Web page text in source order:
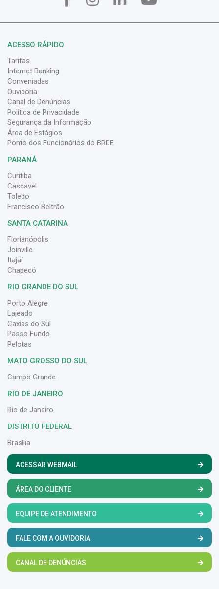
ACESSO RÁPIDO
Tarifas
Internet Banking
Conveniadas
Ouvidoria
Canal de Denúncias
Política de Privacidade
Segurança da Informação
Área de Estágios
Ponto dos Funcionários do BRDE
PARANÁ
Curitiba
Cascavel
Toledo
Francisco Beltrão
SANTA CATARINA
Florianópolis
Joinville
Itajaí
Chapecó
RIO GRANDE DO SUL
Porto Alegre
Lajeado
Caxias do Sul
Passo Fundo
Pelotas
MATO GROSSO DO SUL
Campo Grande
RIO DE JANEIRO
Rio de Janeiro
DISTRITO FEDERAL
Brasília
ACESSAR WEBMAIL
ÁREA DO CLIENTE
EQUIPE DE ATENDIMENTO
FALE COM A OUVIDORIA
CANAL DE DENÚNCIAS